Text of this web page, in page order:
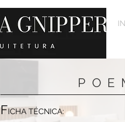
FICHA TÉCNICA: